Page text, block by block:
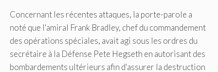
Concernant les récentes attaques, la porte-parole a
noté que l'amiral Frank Bradley, chef du commandement
des opérations spéciales, avait agi sous les ordres du
secrétaire à la Défense Pete Hegseth en autorisant des
bombardements ultérieurs afin d'assurer la destruction